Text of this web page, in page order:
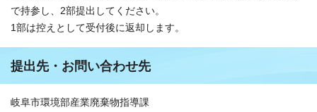
で持参し、2部提出してください。
1部は控えとして受付後に返却します。
提出先・お問い合わせ先
岐阜市環境部産業廃棄物指導課